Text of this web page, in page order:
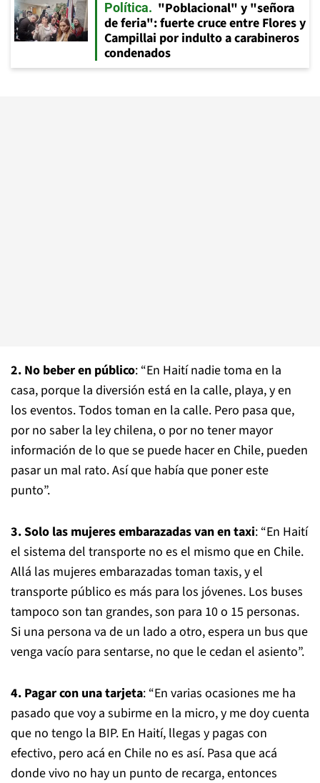
Política
"Poblacional" y "señora
de feria": fuerte cruce entre Flores y
Campillai por indulto a carabineros
condenados
2. No beber en público: “En Haití nadie toma en la
casa, porque la diversión está en la calle, playa, y en
los eventos. Todos toman en la calle. Pero pasa que,
por no saber la ley chilena, o por no tener mayor
información de lo que se puede hacer en Chile, pueden
pasar un mal rato. Así que había que poner este
punto”.
3. Solo las mujeres embarazadas van en taxi: “En Haití
el sistema del transporte no es el mismo que en Chile.
Allá las mujeres embarazadas toman taxis, y el
transporte público es más para los jóvenes. Los buses
tampoco son tan grandes, son para 10 o 15 personas.
Si una persona va de un lado a otro, espera un bus que
venga vacío para sentarse, no que le cedan el asiento”.
4. Pagar con una tarjeta: “En varias ocasiones me ha
pasado que voy a subirme en la micro, y me doy cuenta
que no tengo la BIP. En Haití, llegas y pagas con
efectivo, pero acá en Chile no es así. Pasa que acá
donde vivo no hay un punto de recarga, entonces